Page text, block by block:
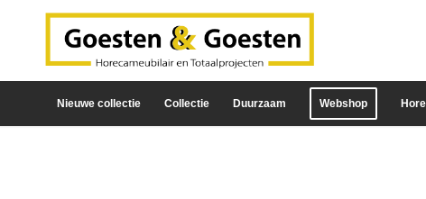
Nieuwe collectie Collectie Duurzaam Webshop